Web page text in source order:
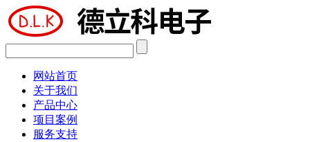
网站首页
关于我们
产品中心
项目案例
服务支持